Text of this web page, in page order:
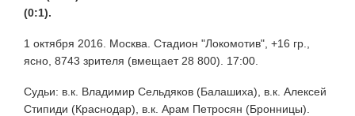
(0:1).
1 октября 2016. Москва. Стадион "Локомотив", +16 гр.,
ясно, 8743 зрителя (вмещает 28 800). 17:00.
Судьи: в.к. Владимир Сельдяков (Балашиха), в.к. Алексей
Стипиди (Краснодар), в.к. Арам Петросян (Бронницы).